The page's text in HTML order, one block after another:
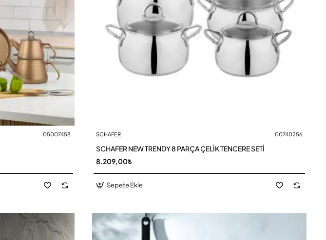
05007458 SCHAFER 00740256
SCHAFER NEW TRENDY 8 PARÇA ÇELİK TENCERE SETİ
8.209,00₺
Sepete Ekle